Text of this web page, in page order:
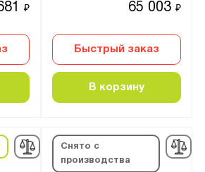
₽ 65 003₽
Быстрый заказ
В корзину
Снято с
производства